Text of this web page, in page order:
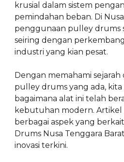
krusial dalam sistem
pemindahan beban. Di
penggunaan pulley drums
seiring dengan
industri yang kian pesat.
Dengan memahami sejarah
pulley drums yang ada,
bagaimana alat ini telah
kebutuhan modern. Artikel
berbagai aspek yang
Drums Nusa Tenggara
inovasi terkini.